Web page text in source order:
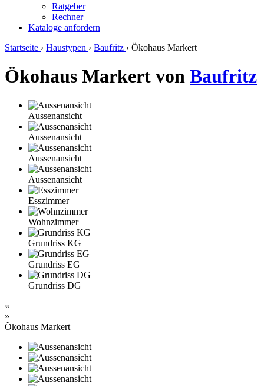
Ratgeber
Rechner
Kataloge anfordern
Startseite › Haustypen › Baufritz › Ökohaus Markert
Ökohaus Markert von Baufritz
Aussenansicht
Aussenansicht
Aussenansicht
Aussenansicht
Esszimmer
Wohnzimmer
Grundriss KG
Grundriss EG
Grundriss DG
«
»
Ökohaus Markert